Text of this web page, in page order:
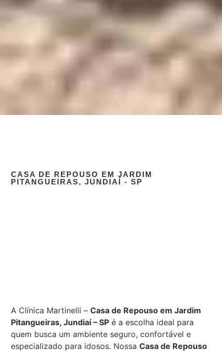
CASA DE REPOUSO EM JARDIM
PITANGUEIRAS, JUNDIAÍ - SP
A Clínica Martinelli –Casa de Repouso em Jardim
Pitangueiras, Jundiaí – SP é a escolha ideal para
quem busca um ambiente seguro, confortável e
especializado para idosos. NossaCasa de Repouso